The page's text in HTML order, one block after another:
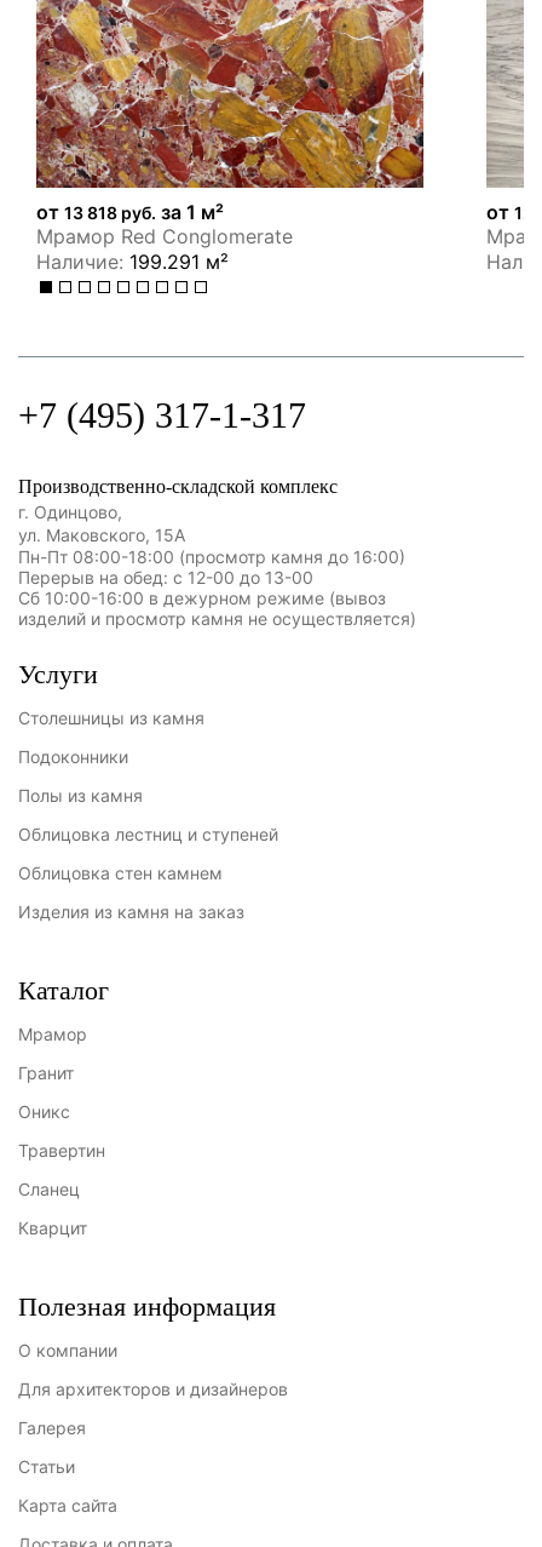
от13 818 руб. за 1 м²
Мрамор Red Conglomerate
Наличие: 199.291 м²
от 12
+7 (495) 317-1-317
Производственно-складской комплекс
г. Одинцово,
ул. Маковского, 15А
Пн-Пт 08:00-18:00 (просмотр камня до 16:00)
Перерыв на обед: с 12-00 до 13-00
Сб 10:00-16:00 в дежурном режиме (вывоз
изделий и просмотр камня не осуществляется)
Услуги
Столешницы из камня
Подоконники
Полы из камня
Облицовка лестниц и ступеней
Облицовка стен камнем
Изделия из камня на заказ
Каталог
Мрамор
Гранит
Оникс
Травертин
Сланец
Кварцит
Полезная информация
О компании
Для архитекторов и дизайнеров
Галерея
Статьи
Карта сайта